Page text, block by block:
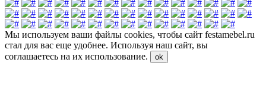
Мы используем ваши файлы cookies, чтобы сайт festamebel.ru
стал для вас еще удобнее. Используя наш сайт, вы
соглашаетесь на их использование.